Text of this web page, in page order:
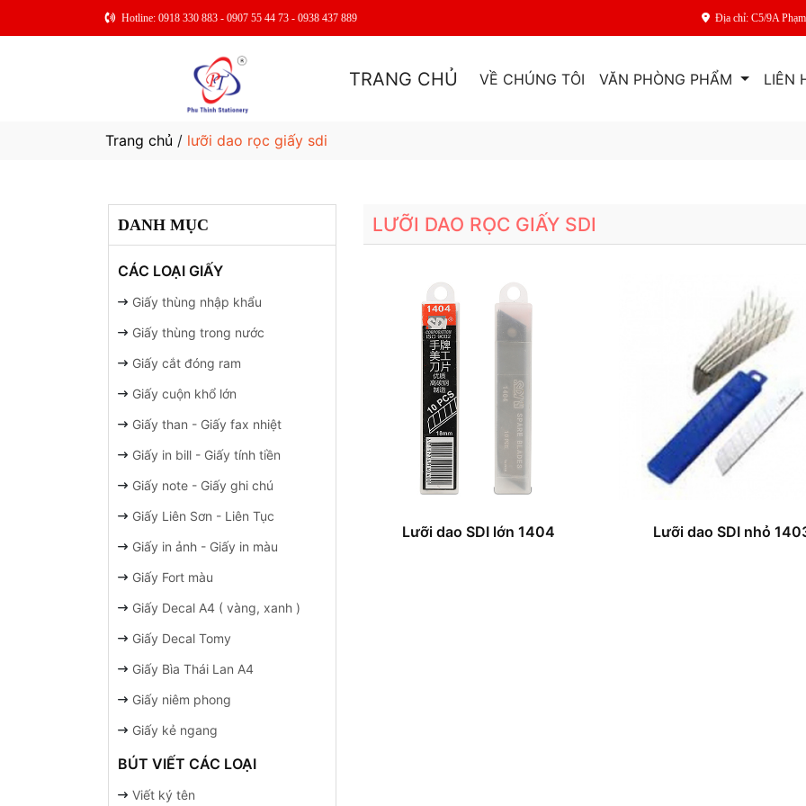
Hotline: 0918 330 883 - 0907 55 44 73 - 0938 437 889 Địa chỉ: C5/9A
TRANG CHỦ VỀ CHÚNG TÔI VĂN PHÒNG PHẨM LIÊN
Trang chủ / lưỡi dao rọc giấy sdi
DANH MỤC
CÁC LOẠI GIẤY
Giấy thùng nhập khẩu
Giấy thùng trong nước
Giấy cắt đóng ram
Giấy cuộn khổ lớn
Giấy than - Giấy fax nhiệt
Giấy in bill - Giấy tính tiền
Giấy note - Giấy ghi chú
Giấy Liên Sơn - Liên Tục
Giấy in ảnh - Giấy in màu
Giấy Fort màu
Giấy Decal A4 ( vàng, xanh )
Giấy Decal Tomy
Giấy Bìa Thái Lan A4
Giấy niêm phong
Giấy kẻ ngang
BÚT VIẾT CÁC LOẠI
Viết ký tên
LƯỠI DAO RỌC GIẤY SDI
Lưỡi dao SDI lớn 1404 Lưỡi dao SDI nhỏ